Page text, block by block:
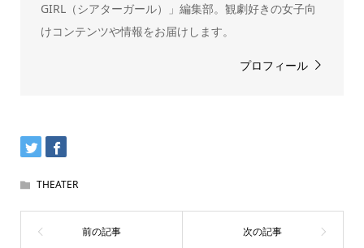
GIRL（シアターガール）」編集部。観劇好きの女子向
けコンテンツや情報をお届けします。
プロフィール
THEATER